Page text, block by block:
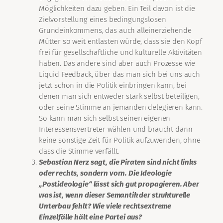
Möglichkeiten dazu geben. Ein Teil davon ist die
Zielvorstellung eines bedingungslosen
Grundeinkommens, das auch alleinerziehende
Mütter so weit entlasten würde, dass sie den Kopf
frei für gesellschaftliche und kulturelle Aktivitäten
haben. Das andere sind aber auch Prozesse wie
Liquid Feedback, über das man sich bei uns auch
jetzt schon in die Politik einbringen kann, bei
denen man sich entweder stark selbst beteiligen,
oder seine Stimme an jemanden delegieren kann.
So kann man sich selbst seinen eigenen
Interessensvertreter wählen und braucht dann
keine sonstige Zeit für Politik aufzuwenden, ohne
dass die Stimme verfällt.
Sebastian Nerz sagt, die Piraten sind nicht links
oder rechts, sondern vorn. Die Ideologie
„Postideologie“ lässt sich gut propagieren. Aber
was ist, wenn dieser Semantik der strukturelle
Unterbau fehlt? Wie viele rechtsextreme
Einzelfälle hält eine Partei aus?